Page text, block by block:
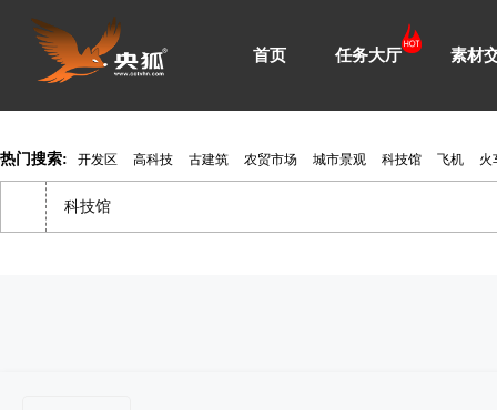
首页 任务大厅 素材
热门搜索: 开发区 高科技 古建筑 农贸市场 城市景观 科技馆 飞机 火